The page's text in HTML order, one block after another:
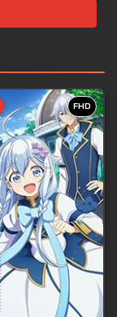
FHD